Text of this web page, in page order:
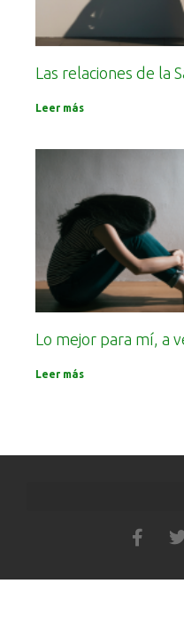
Las relaciones de la
Leer más
Lo mejor para mí, a
Leer más